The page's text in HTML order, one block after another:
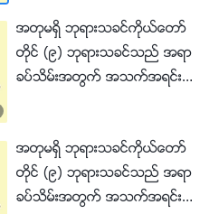
အတုမရွိ ဘုရားသခင္ကိုယ္ေတာ္
တိုင္ (၉) ဘုရားသခင္သည္ အရာ
ခပ္သိမ္းအတြက္ အသက္အရင္းအျ
အတုမရွိ ဘုရားသခင္ကိုယ္ေတာ္
တိုင္ (၉) ဘုရားသခင္သည္ အရာ
ခပ္သိမ္းအတြက္ အသက္အရင္းအျ